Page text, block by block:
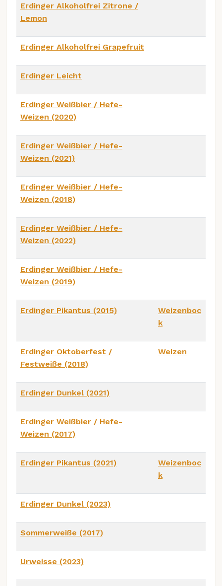
Erdinger Alkoholfrei Zitrone /
Lemon
Erdinger Alkoholfrei Grapefruit
Erdinger Leicht
Erdinger Weißbier / Hefe-
Weizen (2020)
Erdinger Weißbier / Hefe-
Weizen (2021)
Erdinger Weißbier / Hefe-
Weizen (2018)
Erdinger Weißbier / Hefe-
Weizen (2022)
Erdinger Weißbier / Hefe-
Weizen (2019)
Erdinger Pikantus (2015)
Weizenboc
k
Erdinger Oktoberfest /
Festweiße (2018)
Weizen
Erdinger Dunkel (2021)
Erdinger Weißbier / Hefe-
Weizen (2017)
Erdinger Pikantus (2021)
Weizenboc
k
Erdinger Dunkel (2023)
Sommerweiße (2017)
Urweisse (2023)